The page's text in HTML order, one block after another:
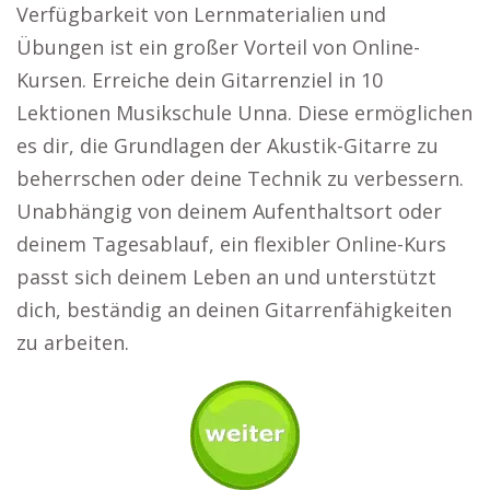
Verfügbarkeit von Lernmaterialien und
Übungen ist ein großer Vorteil von Online-
Kursen. Erreiche dein Gitarrenziel in 10
Lektionen Musikschule Unna. Diese ermöglichen
es dir, die Grundlagen der Akustik-Gitarre zu
beherrschen oder deine Technik zu verbessern.
Unabhängig von deinem Aufenthaltsort oder
deinem Tagesablauf, ein flexibler Online-Kurs
passt sich deinem Leben an und unterstützt
dich, beständig an deinen Gitarrenfähigkeiten
zu arbeiten.